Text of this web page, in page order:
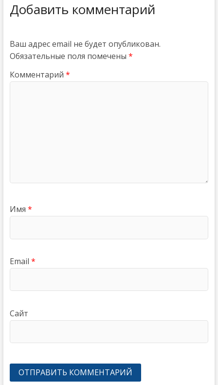
Добавить комментарий
Ваш адрес email не будет опубликован.
Обязательные поля помечены *
Комментарий *
Имя *
Email *
Сайт